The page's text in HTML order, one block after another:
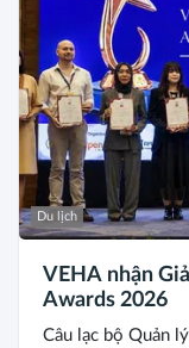
Du lịch
VEHA nhận
Awards 2026
Câu lạc bộ Quản